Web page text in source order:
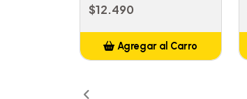
$12.490
Agregar al Carro